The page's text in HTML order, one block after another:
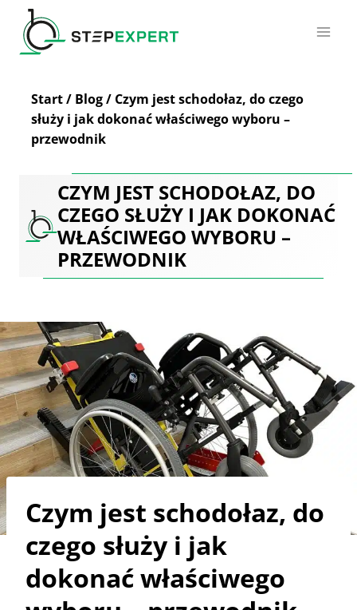
Przejdź
treści
Start/ Blog/ Czym jest schodołaz, do czego
służy i jak dokonać właściwego wyboru –
przewodnik
CZYM JEST SCHODOŁAZ, DO
CZEGO SŁUŻY I JAK DOKONAĆ
WŁAŚCIWEGO WYBORU –
PRZEWODNIK
Czym jest schodołaz, do
czego służy i jak
dokonać właściwego